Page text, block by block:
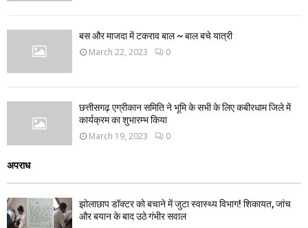
बस और माजदा में टकराव बाल ~ बाल बचे यात्री
March 22, 2023 0
छत्तीसगढ़ एग्रीकान समिति ने भूमि के सभी के लिए कबीरधाम जिले में
कार्यक्रम का शुभारम्भ किया
March 19, 2023 0
अपराध
झोलाछाप डॉक्टर को बचाने में जुटा स्वास्थ्य विभाग! शिकायत, जांच
और बयान के बाद उठे गंभीर सवाल